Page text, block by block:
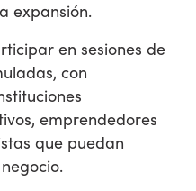
expansión.
en sesiones de
con
emprendedores
que puedan